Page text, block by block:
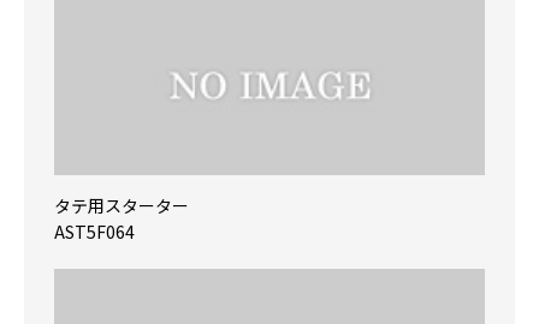
タテ用スターター
AST5F064